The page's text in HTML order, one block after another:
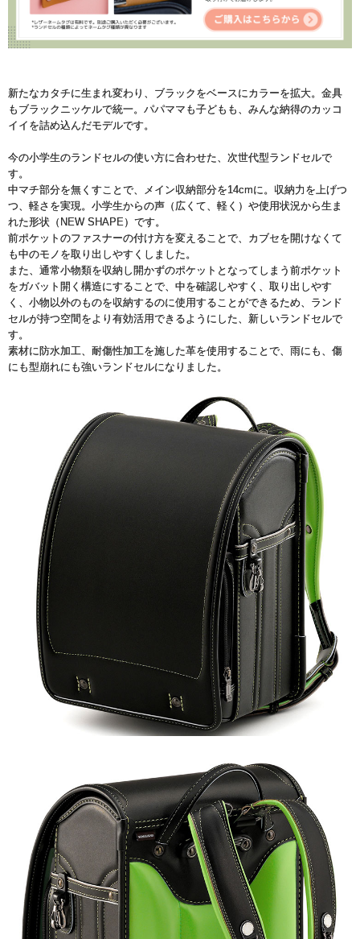
新たなカタチに生まれ変わり、ブラックをベースにカラーを拡大。金具
もブラックニッケルで統一。パパママも子どもも、みんな納得のカッコ
イイを詰め込んだモデルです。
今の小学生のランドセルの使い方に合わせた、次世代型ランドセルで
す。
中マチ部分を無くすことで、メイン収納部分を14cmに。収納力を上げつ
つ、軽さを実現。小学生からの声（広くて、軽く）や使用状況から生ま
れた形状（NEW SHAPE）です。
前ポケットのファスナーの付け方を変えることで、カブセを開けなくて
も中のモノを取り出しやすくしました。
また、通常小物類を収納し開かずのポケットとなってしまう前ポケット
をガバット開く構造にすることで、中を確認しやすく、取り出しやす
く、小物以外のものを収納するのに使用することができるため、ランド
セルが持つ空間をより有効活用できるようにした、新しいランドセルで
す。
素材に防水加工、耐傷性加工を施した革を使用することで、雨にも、傷
にも型崩れにも強いランドセルになりました。